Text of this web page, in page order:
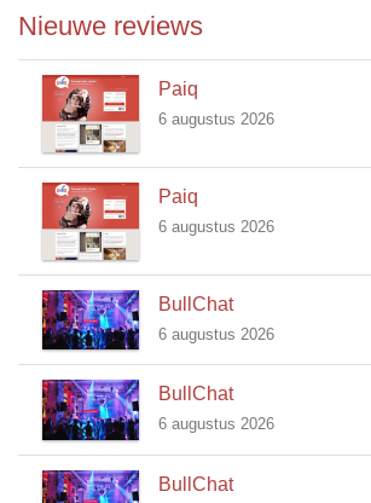
Nieuwe reviews
Paiq
6 augustus 2026
Paiq
6 augustus 2026
BullChat
6 augustus 2026
BullChat
6 augustus 2026
BullChat